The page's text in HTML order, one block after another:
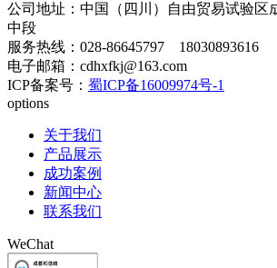
公司地址：中国（四川）自由贸易试验区
中段
服务热线：028-86645797 18030893616
电子邮箱：cdhxfkj@163.com
ICP备案号： 蜀ICP备16009974号-1
options
关于我们
产品展示
成功案例
新闻中心
联系我们
WeChat